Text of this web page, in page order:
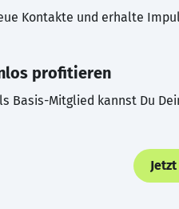
Kontakte und erhalte
profitieren
Basis-Mitglied kannst Du